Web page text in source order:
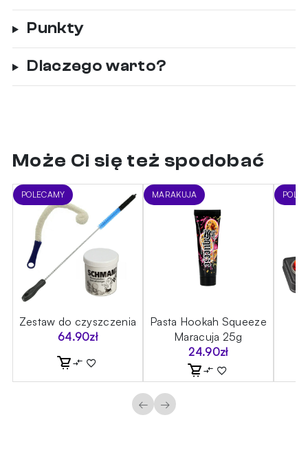
Punkty
Dlaczego warto?
Może Ci się też spodobać
POLECAMY
Zestaw do czyszczenia
64.90zł
MARAKUJA
Pasta Hookah Squeeze
Maracuja 25g
24.90zł
← →